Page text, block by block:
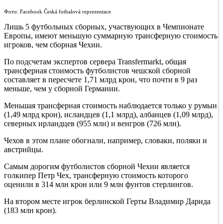
Фото: Facebook Česká fotbalová reprezentace
Лишь 5 футбольных сборных, участвующих в Чемпионате
Европы, имеют меньшую суммарную трансферную стоимость
игроков, чем сборная Чехии.
По подсчетам экспертов сервера Transfermarkt, общая
трансферная стоимость футболистов чешской сборной
составляет в пересчете 1,71 млрд крон, что почти в 9 раз
меньше, чем у сборной Германии.
Меньшая трансферная стоимость наблюдается только у румын
(1,49 млрд крон), исландцев (1,1 млрд), албанцев (1,09 млрд),
северных ирландцев (955 млн) и венгров (726 млн).
Чехов в этом плане обогнали, например, словаки, поляки и
австрийцы.
Самым дорогим футболистов сборной Чехии является
голкипер Петр Чех, трансферную стоимость которого
оценили в 314 млн крон или 9 млн фунтов стерлингов.
На втором месте игрок берлинской Герты Владимир Дарида
(183 млн крон).